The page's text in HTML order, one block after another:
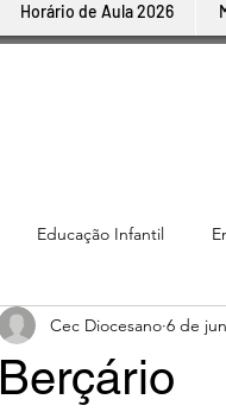
Horário de Aula 2026
Educação Infantil
Berçário
Cec Diocesano 6 de